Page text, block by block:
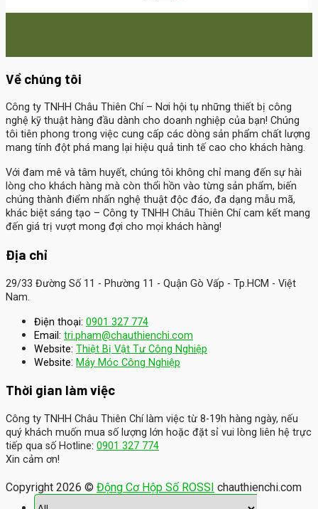
Về chúng tôi
Công ty TNHH Châu Thiên Chí– Nơi hội tụ những thiết bị công
nghệ kỹ thuật hàng đầu dành cho doanh nghiệp của bạn! Chúng
tôi tiên phong trong việc cung cấp các dòng sản phẩm chất lượng
mang tính đột phá mang lại hiệu quả tinh tế cao cho khách hàng.
Với đam mê và tâm huyết, chúng tôi không chỉ mang đến sự hài
lòng cho khách hàng mà còn thổi hồn vào từng sản phẩm, biến
chúng thành điểm nhấn nghệ thuật độc đáo, đa dạng mẫu mã,
khác biệt sáng tạo – Công ty TNHH Châu Thiên Chí cam kết mang
đến giá trị vượt mong đợi cho mọi khách hàng!
Địa chỉ
29/33 Đường Số 11 - Phường 11 - Quận Gò Vấp - Tp.HCM - Việt
Nam.
Điện thoại: 0901 327 774
Email: tri.pham@chauthienchi.com
Website: Thiệt Bị Vật Tư Công Nghiệp
Website: Máy Móc Công Nghiệp
Thời gian làm việc
Công ty TNHH Châu Thiên Chí làm việc từ 8-19h hàng ngày, nếu
quý khách muốn mua số lượng lớn hoặc đặt sỉ vui lòng liên hệ trực
tiếp qua số Hotline: 0901 327 774
Xin cảm ơn!
Copyright 2026 © Động Cơ Hộp Số ROSSI chauthienchi.com